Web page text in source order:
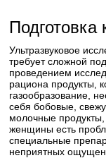
Подготовка
Ультразвуковое
требует сложной
проведением
рациона продукты,
газообразование,
себя бобовые,
молочные
женщины есть
специальные
неприятных